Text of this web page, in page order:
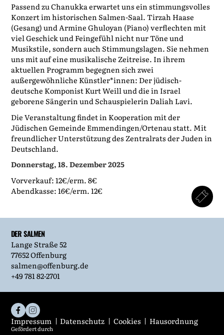
Passend zu Chanukka erwartet uns ein stimmungsvolles
Konzert im historischen Salmen-Saal. Tirzah Haase
(Gesang) und Armine Ghuloyan (Piano) verflechten mit
viel Geschick und Feingefühl nicht nur Töne und
Musikstile, sondern auch Stimmungslagen. Sie nehmen
uns mit auf eine musikalische Zeitreise. In ihrem
aktuellen Programm begegnen sich zwei
außergewöhnliche Künstler*innen: Der jüdisch-
deutsche Komponist Kurt Weill und die in Israel
geborene Sängerin und Schauspielerin Daliah Lavi.
Die Veranstaltung findet in Kooperation mit der
Jüdischen Gemeinde Emmendingen/Ortenau statt. Mit
freundlicher Unterstützung des Zentralrats der Juden in
Deutschland.
Donnerstag, 18. Dezember 2025
Vorverkauf: 12€/erm. 8€
Abendkasse: 16€/erm. 12€
DER SALMEN
Lange Straße 52
77652 Offenburg
salmen@offenburg.de
+49 781 82-2701
Impressum Datenschutz Cookies Hausordnung
Gefördert durch